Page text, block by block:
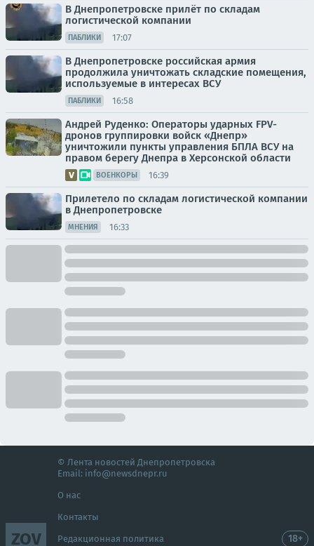
В Днепропетровске прилёт по складам
логистической компании
ПАБЛИКИ 17:07
В Днепропетровске российская армия
продолжила уничтожать складские помещения,
используемые в интересах ВСУ
ПАБЛИКИ 16:58
Андрей Руденко: Операторы ударных FPV-
дронов группировки войск «Днепр»
уничтожили пункты управления БПЛА ВСУ на
правом берегу Днепра в Херсонской области
ВОЕНКОРЫ 16:39
Прилетело по складам логистической компании
в Днепропетровске
МНЕНИЯ 16:33
ZOV
© Лента новостей Днепропетровска
Email: info@newsdnepr.ru
О нас
Контакты
Редакционная политика 18+